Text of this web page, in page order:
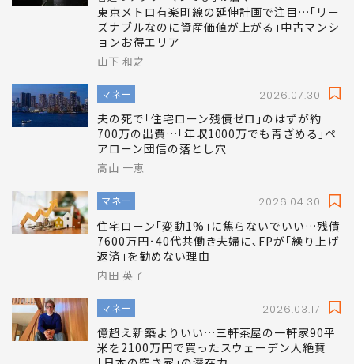
東京メトロ有楽町線の延伸計画で注目…｢リー
ズナブルなのに資産価値が上がる｣中古マンシ
ョンお得エリア
山下 和之
マネー 2026.07.30
夫の死で｢住宅ローン残債ゼロ｣のはずが約
700万の出費…｢年収1000万でも青ざめる｣ペ
アローン団信の落とし穴
高山 一恵
マネー 2026.04.30
住宅ローン｢変動1%｣に焦らないでいい…残債
7600万円･40代共働き夫婦に､FPが｢繰り上げ
返済｣を勧めない理由
内田 英子
マネー 2026.03.17
億超え新築よりいい…三軒茶屋の一軒家90平
米を2100万円で買ったスウェーデン人絶賛